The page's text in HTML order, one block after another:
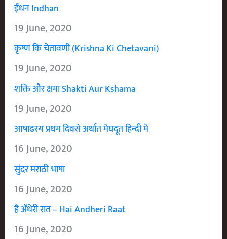
ईंधन Indhan
19 June, 2020
कृष्ण कि चेतावणी (Krishna Ki Chetavani)
19 June, 2020
शक्ति और क्षमा Shakti Aur Kshama
19 June, 2020
आषाढस्य प्रथम दिवसे अर्थात मेघदूत हिन्दी मे
16 June, 2020
सुंदर मराठी भाषा
16 June, 2020
है अँधेरी रात – Hai Andheri Raat
16 June, 2020